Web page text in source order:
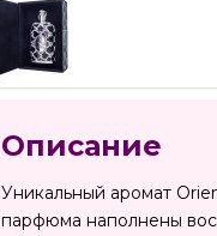
Описание
Уникальный аромат
парфюма наполнены